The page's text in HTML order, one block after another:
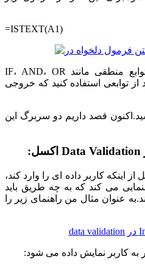
=ISTEXT(A1)
در این قسمت می توانید از توابع منطقی مانند IF، AND، OR
از توابعی استفاده کنید که خروجی
قصد داریم دو سربرگ این
از اینکه کاربر داده ای را وارد کند،
می کند که به چه طریق باید
عنوان مثال من راهنمای زیر را
به کاربر نمایش داده می شود: